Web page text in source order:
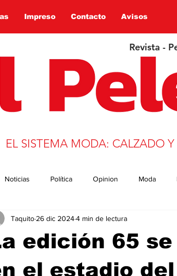
Impreso Contacto Avisos
Revista -
EL SISTEMA MODA: CALZADO
Noticias Política Opinion Moda
Globalización Salud
edición 65
el estadio
Taquito 26 dic 20244 min de lectura